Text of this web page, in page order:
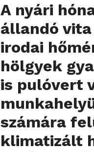
A nyári
állandó
irodai
hölgyek
is pulóvert
számára
klimatizált